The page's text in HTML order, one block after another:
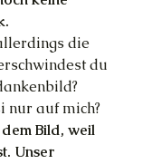
die
du
nur auf mich?
Bild, weil
Unser